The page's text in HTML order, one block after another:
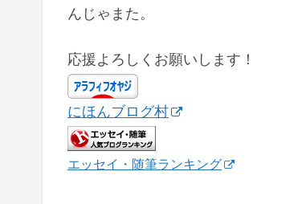
んじゃまた。
応援よろしくお願いします！
にほんブログ村
エッセイ・随筆ランキング